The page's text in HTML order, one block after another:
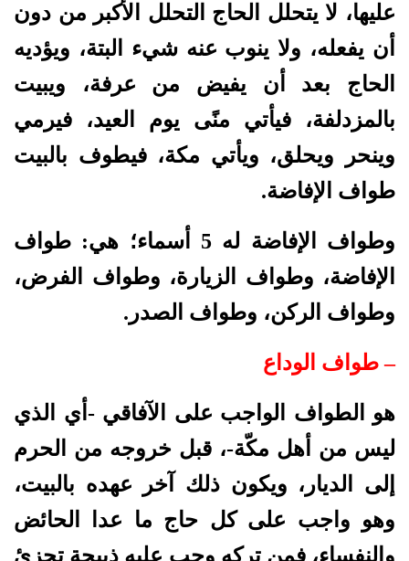
عليها، لا يتحلل الحاج التحلل الأكبر من دون
أن يفعله، ولا ينوب عنه شيء البتة، ويؤديه
الحاج بعد أن يفيض من عرفة، ويبيت
بالمزدلفة، فيأتي منًى يوم العيد، فيرمي
وينحر ويحلق، ويأتي مكة، فيطوف بالبيت
طواف الإفاضة.
وطواف الإفاضة له 5 أسماء؛ هي: طواف
الإفاضة، وطواف الزيارة، وطواف الفرض،
وطواف الركن، وطواف الصدر.
– طواف الوداع
هو الطواف الواجب على الآفاقي -أي الذي
ليس من أهل مكّة-، قبل خروجه من الحرم
إلى الديار، ويكون ذلك آخر عهده بالبيت،
وهو واجب على كل حاج ما عدا الحائض
والنفساء، فمن تركه وجب عليه ذبيحة تجزئ